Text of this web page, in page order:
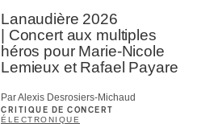
Lanaudière 2026
| Concert aux multiples
héros pour Marie-Nicole
Lemieux et Rafael Payare
Par Alexis Desrosiers-Michaud
CRITIQUE DE CONCERT
ÉLECTRONIQUE